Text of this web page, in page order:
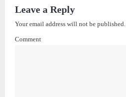
Leave a Reply
Your email address will not be published.
Comment